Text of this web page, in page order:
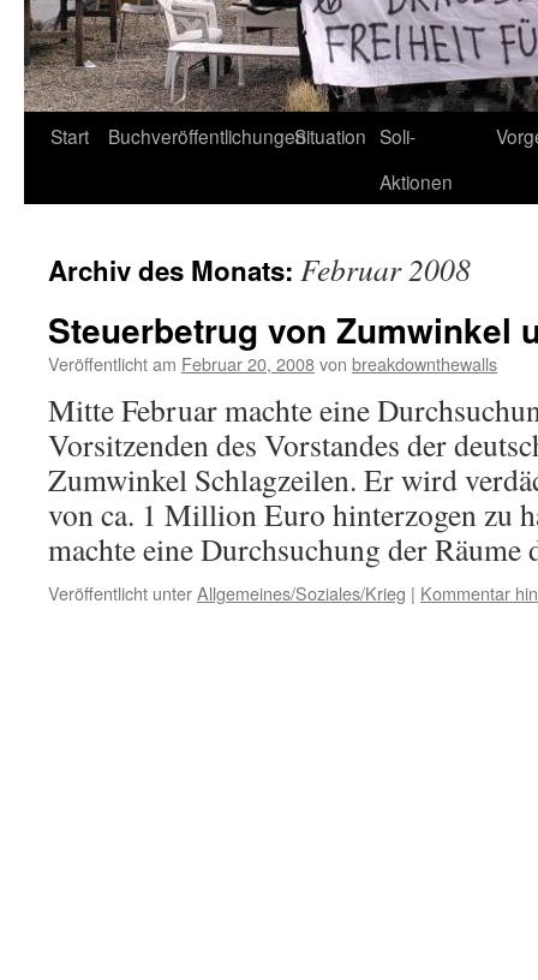
Start BuchveröffentlichungenSituation Soli-
Aktionen
Archiv des Monats: Februar 2008
Steuerbetrug von Zumwinkel
Veröffentlicht am Februar 20, 2008von breakdownthewalls
Mitte Februar machte eine
Vorsitzenden des Vorstandes der
Zumwinkel Schlagzeilen. Er wird
von ca. 1 Million Euro hinterzogen zu
machte eine Durchsuchung der
Veröffentlicht unterAllgemeines/Soziales/Krieg | Kommentar